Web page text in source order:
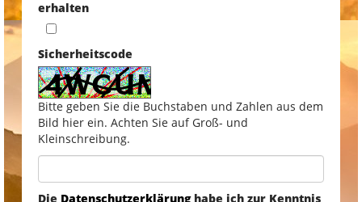
erhalten
Sicherheitscode
Bitte geben Sie die Buchstaben und Zahlen aus dem
Bild hier ein. Achten Sie auf Groß- und
Kleinschreibung.
Die Datenschutzerklärunghabe ich zur Kenntnis